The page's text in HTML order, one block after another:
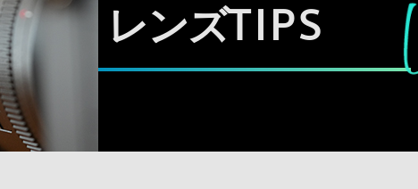
レンズTIPS